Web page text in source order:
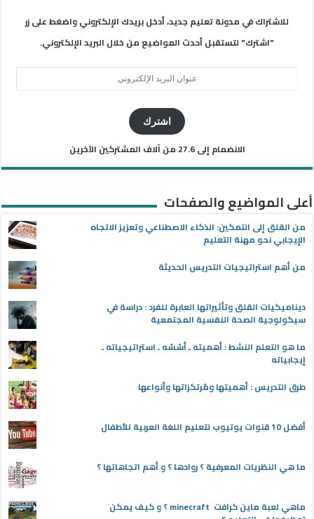
للاشتراك في مدونة تعليم جديد، أدخل بريدك الإلكتروني واضغط على زر
"اشترك" لتستقبل أحدث المواضيع من خلال البريد الإلكتروني.
اشترك
الانضمام إلى 27.6 من آلاف المشتركين الآخرين
أعلى المواضيع والصفحات
من القلق إلى التمكين: الذكاء الاصطناعي وتعزيز الاتجاه
الإيجابي نحو مهنة التعليم
من أهم استراتيجيات التدريس الحديثة
ديناميكيات القلق وتأثيراتها العابرة للفرد : دراسة في
سيكولوجية الصحة النفسية المجتمعية
ما هو التعلم النشط : أهميته ـ أسُسُه ـ استراتيجياته ـ
إيجابياته
طرق التدريس : أهميتها ومُرتكزاتها وأنواعها
أفضل 10 قنوات يوتيوب لتعليم اللغة العربية للأطفال
ما هي النظريات المعرفية ؟ روادها ؟ و أهم اتجاهاتها ؟
ماهي لعبة ماين كرافت minecraft ؟ و كيف يمكن